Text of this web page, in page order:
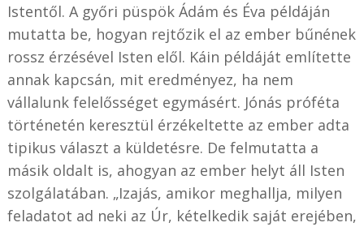
Istentől. A győri püspök Ádám és Éva példáján
mutatta be, hogyan rejtőzik el az ember bűnének
rossz érzésével Isten elől. Káin példáját említette
annak kapcsán, mit eredményez, ha nem
vállalunk felelősséget egymásért. Jónás próféta
történetén keresztül érzékeltette az ember adta
tipikus választ a küldetésre. De felmutatta a
másik oldalt is, ahogyan az ember helyt áll Isten
szolgálatában. „Izajás, amikor meghallja, milyen
feladatot ad neki az Úr, kételkedik saját erejében,